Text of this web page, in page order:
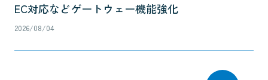
EC対応などゲートウェー機能強化
2026/08/04